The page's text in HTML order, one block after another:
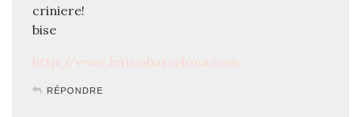
criniere!
bise
http://www.letiziabarcelona.com
RÉPONDRE